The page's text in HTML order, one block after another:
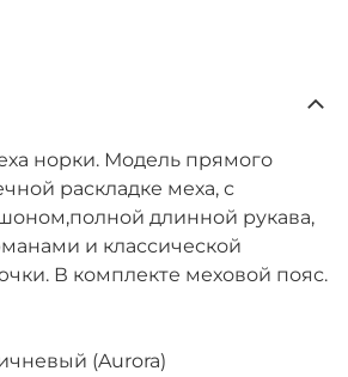
норки. Модель прямого
раскладке меха, с
длинной рукава,
и классической
В комплекте меховой пояс.
(Aurora)